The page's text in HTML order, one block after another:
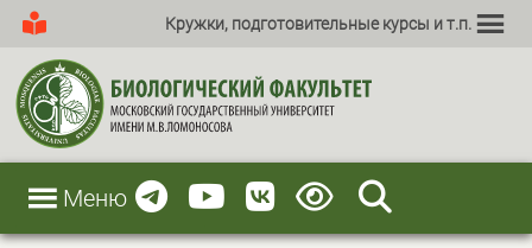
Кружки, подготовительные курсы и т.п.
Меню